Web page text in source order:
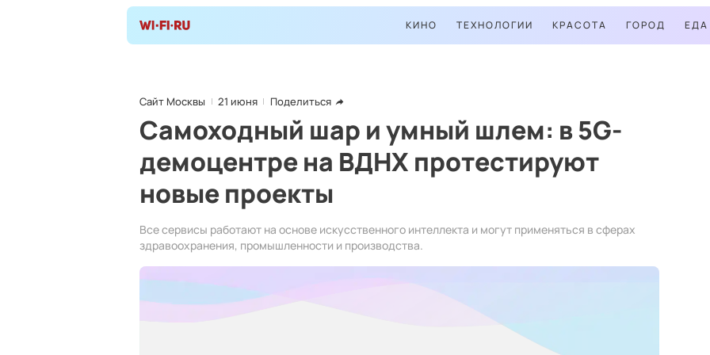
КИНО ТЕХНОЛОГИИ КРАСОТА ГОРОД ЕДА
Сайт Москвы 21 июня Поделиться
Самоходный шар и умный шлем: в 5G-
демоцентре на ВДНХ протестируют
новые проекты
Все сервисы работают на основе искусственного интеллекта и могут применяться в сферах
здравоохранения, промышленности и производства.